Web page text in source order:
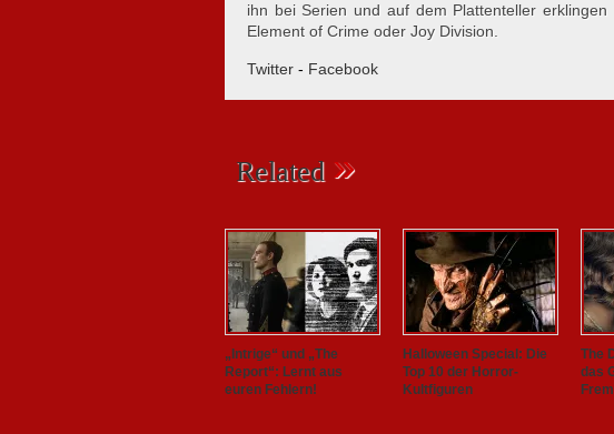
ihn bei Serien und auf dem Plattenteller erklingen
Element of Crime oder Joy Division.
Twitter - Facebook
Related »
„Intrige“ und „The
Report“: Lernt aus
euren Fehlern!
Halloween Special: Die
Top 10 der Horror-
Kultfiguren
The
das